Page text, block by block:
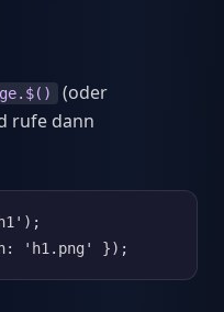
(oder
rufe dann
'h1.png' });